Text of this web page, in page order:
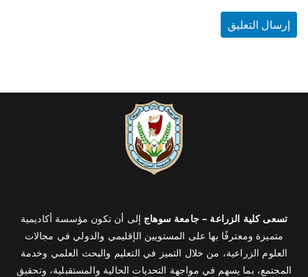
تسعى كلية الزراعة – جامعة سوهاج إلى أن تكون مؤسسة أكاديمية
متميزة ومعترفًا بها على المستويين الإقليمي والدولي في مجالات
العلوم الزراعية، من خلال التميز في التعليم والبحث العلمي وخدمة
المجتمع، بما يسهم في مواجهة التحديات الحالية والمستقبلية، وتحقيق